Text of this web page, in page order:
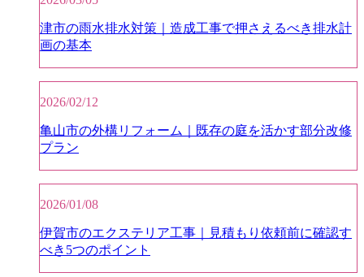
津市の雨水排水対策｜造成工事で押さえるべき排水計
画の基本
2026/02/12
亀山市の外構リフォーム｜既存の庭を活かす部分改修
プラン
2026/01/08
伊賀市のエクステリア工事｜見積もり依頼前に確認す
べき5つのポイント